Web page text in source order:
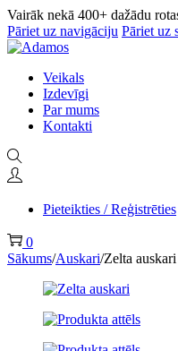
Vairāk nekā 400+ dažādu
Pāriet uz navigāciju Pāriet uz
Veikals
Izdevīgi
Par mums
Kontakti
Pieteikties / Reģistrēties
0
Sākums/Auskari/Zelta auskari